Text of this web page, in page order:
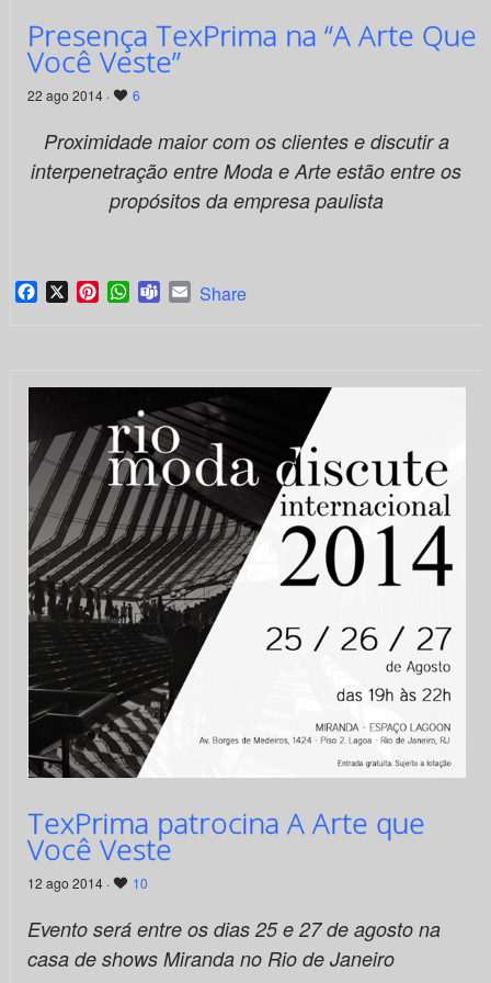
Presença TexPrima na “A Arte Que
Você Veste”
22 ago 2014 · 6
Proximidade maior com os clientes e discutir a
interpenetração entre Moda e Arte estão entre os
propósitos da empresa paulista
Facebook
X PinterestWhatsApp
TeamsEmail
Share
TexPrima patrocina A Arte que
Você Veste
12 ago 2014 · 10
Evento será entre os dias 25 e 27 de agosto na
casa de shows Miranda no Rio de Janeiro